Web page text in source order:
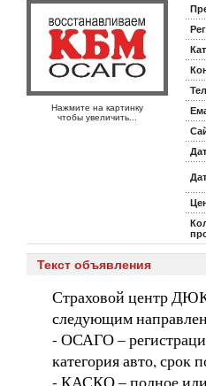
Нажмите на картинку
чтобы увеличить...
Текст объявления
Страховой центр
следующим
- ОСАГО –
категория авто, срок
- КАСКО – полное или